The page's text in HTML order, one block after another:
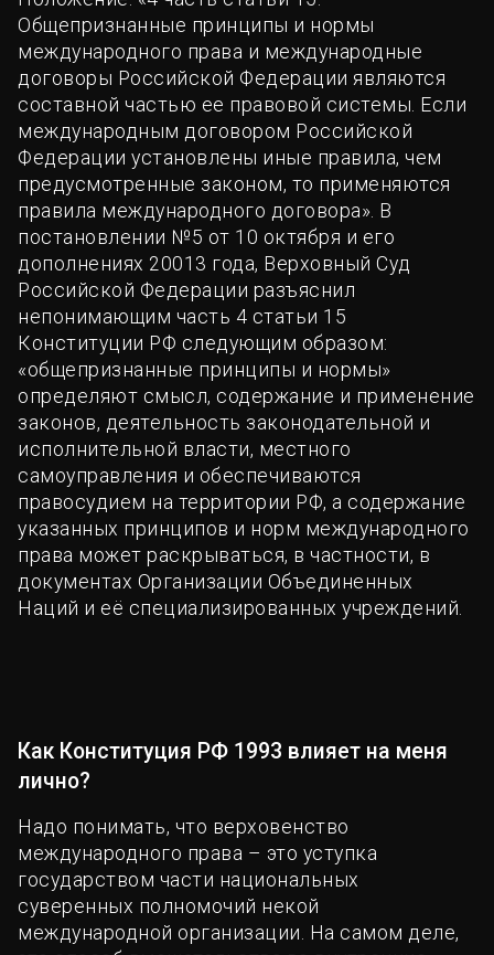
Общепризнанные принципы и нормы
международного права и международные
договоры Российской Федерации являются
составной частью ее правовой системы. Если
международным договором Российской
Федерации установлены иные правила, чем
предусмотренные законом, то применяются
правила международного договора». В
постановлении №5 от 10 октября и его
дополнениях 20013 года, Верховный Суд
Российской Федерации разъяснил
непонимающим часть 4 статьи 15
Конституции РФ следующим образом:
«общепризнанные принципы и нормы»
определяют смысл, содержание и применение
законов, деятельность законодательной и
исполнительной власти, местного
самоуправления и обеспечиваются
правосудием на территории РФ, а содержание
указанных принципов и норм международного
права может раскрываться, в частности, в
документах Организации Объединенных
Наций и её специализированных учреждений.
Как Конституция РФ 1993 влияет на меня
лично?
Надо понимать, что верховенство
международного права – это уступка
государством части национальных
суверенных полномочий некой
международной организации. На самом деле,